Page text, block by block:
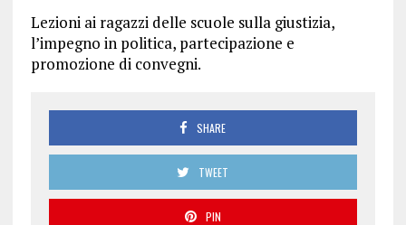
Lezioni ai ragazzi delle scuole sulla giustizia,
l’impegno in politica, partecipazione e
promozione di convegni.
SHARE
TWEET
PIN